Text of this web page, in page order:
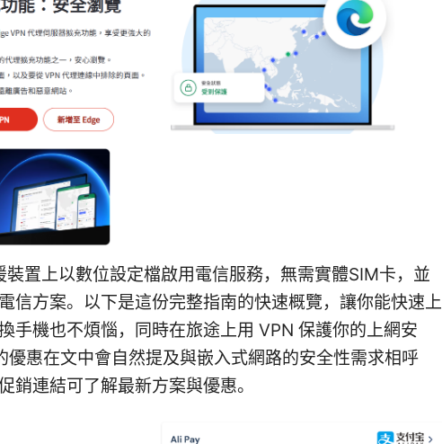
裝置上以數位設定檔啟用電信服務，無需實體SIM卡，並
信方案。以下是這份完整指南的快速概覽，讓你能快速上
手機也不煩惱，同時在旅途上用 VPN 保護你的上網安
優惠在文中會自然提及與嵌入式網路的安全性需求相呼
銷連結可了解最新方案與優惠。